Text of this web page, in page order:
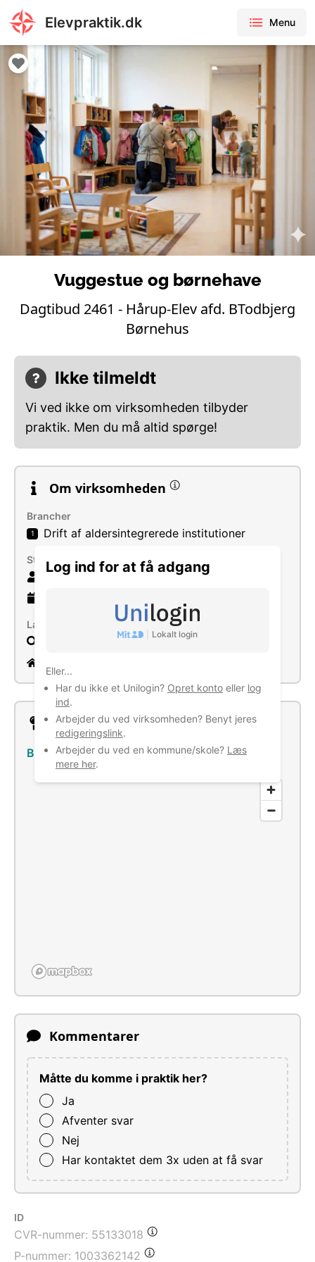
Elevpraktik.dk Menu
Log ind for at få adgang
Lokalt login
Eller...
Har du ikke et Unilogin? Opret konto eller log
ind.
Arbejder du ved virksomheden? Benyt jeres
redigeringslink.
Arbejder du ved en kommune/skole? Læs
mere her.
Vuggestue og børnehave
Dagtibud 2461 - Hårup-Elev afd. BTodbjerg
Børnehus
Ikke tilmeldt
Vi ved ikke om virksomheden tilbyder
praktik. Men du må altid spørge!
Om virksomheden
Brancher
1 Drift af aldersintegrerede institutioner
Størrelse
20 ansatte
Læs mere
Lokation
Bøggildsvej 22, 8530 Hjortshøj – Se bus/tog
Kommentarer
Måtte du komme i praktik her?
Ja
Afventer svar
Nej
Har kontaktet dem 3x uden at få svar
ID
CVR-nummer: 55133018
P-nummer: 1003362142